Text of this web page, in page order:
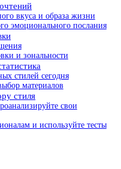
вкуса и образа жизни
эмоционального послания
и зональности
стилей сегодня
материалов
стиля
свои
и используйте тесты